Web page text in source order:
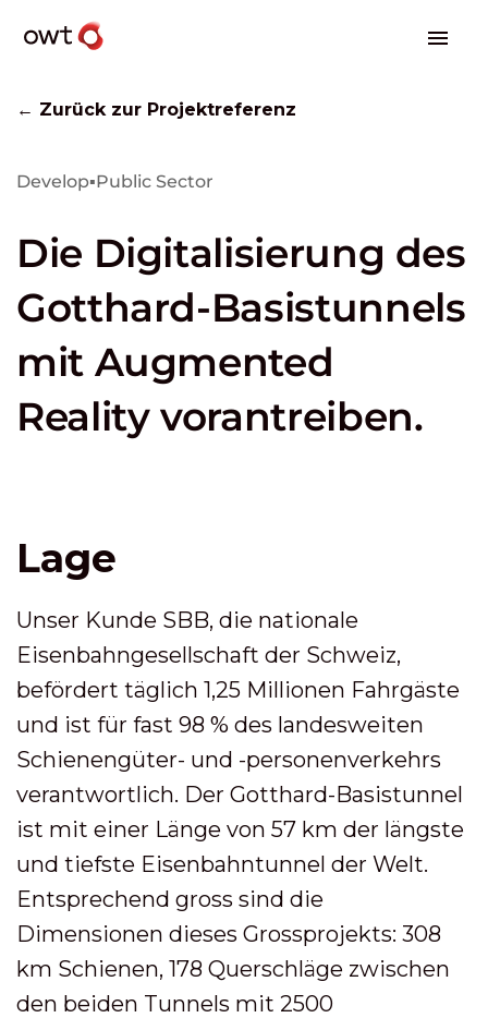
← Zurück zur Projektreferenz
Develop▪Public Sector
Die Digitalisierung des
Gotthard-Basistunnels
mit Augmented
Reality vorantreiben.
Lage
Unser Kunde SBB, die nationale
Eisenbahngesellschaft der Schweiz,
befördert täglich 1,25 Millionen Fahrgäste
und ist für fast 98 % des landesweiten
Schienengüter- und -personenverkehrs
verantwortlich. Der Gotthard-Basistunnel
ist mit einer Länge von 57 km der längste
und tiefste Eisenbahntunnel der Welt.
Entsprechend gross sind die
Dimensionen dieses Grossprojekts: 308
km Schienen, 178 Querschläge zwischen
den beiden Tunnels mit 2500